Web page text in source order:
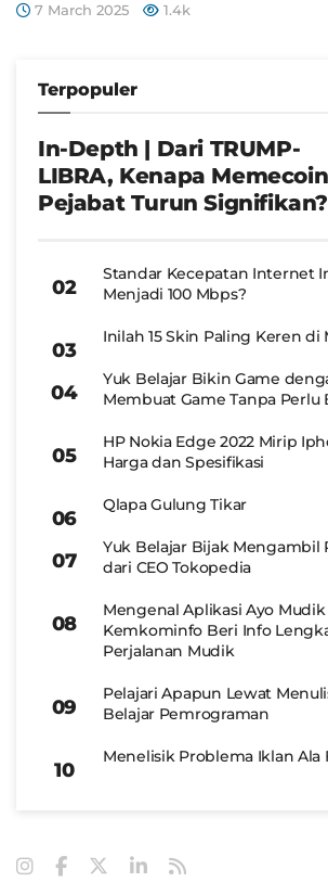
7 March 2025 1.4k
Terpopuler
In-Depth | Dari TRUMP-
LIBRA, Kenapa Memecoin
Pejabat Turun Signifikan?
Standar Kecepatan Internet
Menjadi 100 Mbps?
Inilah 15 Skin Paling Keren
Yuk Belajar Bikin Game
Membuat Game Tanpa Perlu
HP Nokia Edge 2022 Mirip
Harga dan Spesifikasi
Qlapa Gulung Tikar
Yuk Belajar Bijak Mengambil
dari CEO Tokopedia
Mengenal Aplikasi Ayo
Kemkominfo Beri Info
Perjalanan Mudik
Pelajari Apapun Lewat
Belajar Pemrograman
Menelisik Problema Iklan Ala